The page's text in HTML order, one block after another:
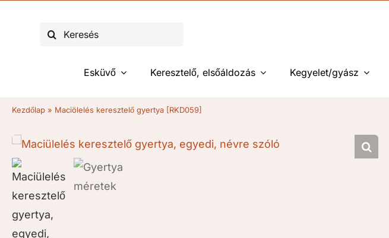
Keresés...
Esküvő Keresztelő, elsőáldozás Kegyelet/gyász
Kezdőlap » Maciölelés keresztelő gyertya [RKD059]